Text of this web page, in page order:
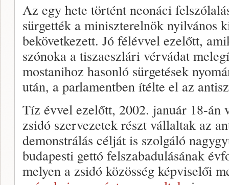
Az egy hete történt neonáci
sürgették a miniszterelnök nyilvános
bekövetkezett. Jó félévvel ezelőtt,
szónoka a tiszaeszlári vérvádat
mostanihoz hasonló sürgetések
után, a parlamentben ítélte el az
Tíz évvel ezelőtt, 2002. január 18-án
zsidó szervezetek részt vállaltak az
demonstrálás célját is szolgáló
budapesti gettó felszabadulásának
melyen a zsidó közösség képviselői